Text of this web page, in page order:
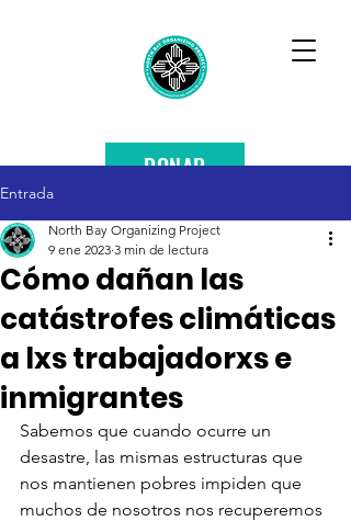
DONAR
Entrada
Cómo dañan las
catástrofes climáticas
a lxs trabajadorxs e
inmigrantes
North Bay Organizing Project
9 ene 2023 3 min de lectura
Sabemos que cuando ocurre un
desastre, las mismas estructuras que
nos mantienen pobres impiden que
muchos de nosotros nos recuperemos